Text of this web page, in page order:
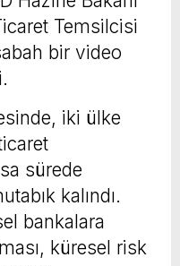
Temsilcisi
bir video
iki ülke
sürede
kalındı.
bankalara
küresel risk